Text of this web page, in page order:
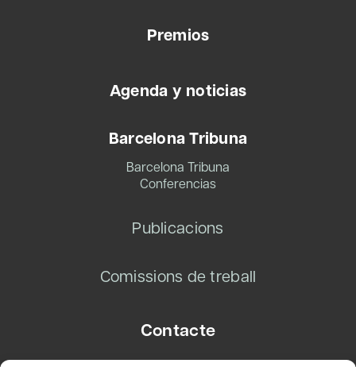
Premios
Agenda y noticias
Barcelona Tribuna
Barcelona Tribuna
Conferencias
Publicacions
Comissions de treball
Contacte